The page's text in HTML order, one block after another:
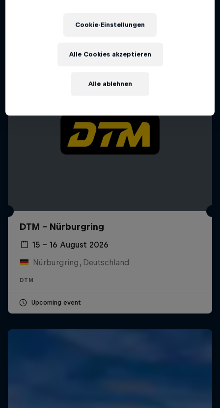
1 Staffel · 3 Folgen
DTM – Nürburgring
15 – 16 August 2026
Nürburgring, Deutschland
DTM
Upcoming event
Cookie-Einstellungen
Alle ablehnen
Alle Cookies akzeptieren